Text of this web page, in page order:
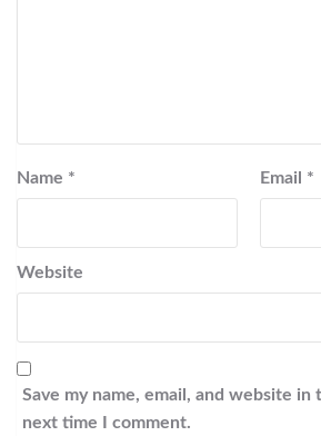
Name * Email *
Website
Save my name, email, and website
next time I comment.